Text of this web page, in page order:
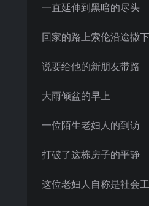
一直延伸到黑暗的尽头
回家的路上索伦沿途撒
说要给他的新朋友带路
大雨倾盆的早上
一位陌生老妇人的到访
打破了这栋房子的平静
这位老妇人自称是社会